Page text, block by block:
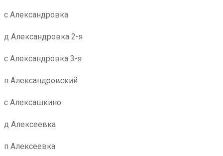
с Александровка
д Александровка 2-я
с Александровка 3-я
п Александровский
с Алексашкино
д Алексеевка
п Алексеевка